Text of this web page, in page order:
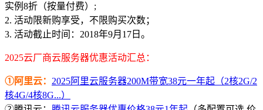
实例8折（按量付费）;
2. 活动限新购享受，不限购买次数；
3. 活动截止时间：2018年9月17日。
2025云厂商云服务器优惠活动汇总：
①阿里云： 2025阿里云服务器200M带宽38元一年起（2核2G/2
核4G/4核8G...）